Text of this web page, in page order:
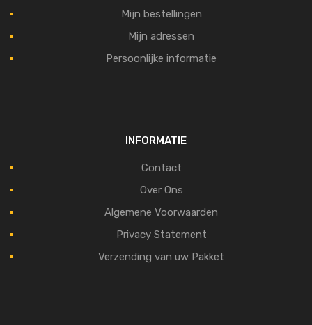
Mijn bestellingen
Mijn adressen
Persoonlijke informatie
INFORMATIE
Contact
Over Ons
Algemene Voorwaarden
Privacy Statement
Verzending van uw Pakket